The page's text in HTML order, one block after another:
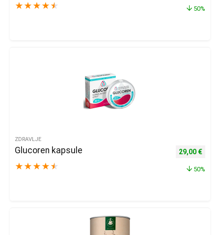
★ ★ ★ ★ ★ 50%
ZDRAVLJE
Glucoren kapsule
★ ★ ★ ★ ★
Izvorna
29,00 €
50%